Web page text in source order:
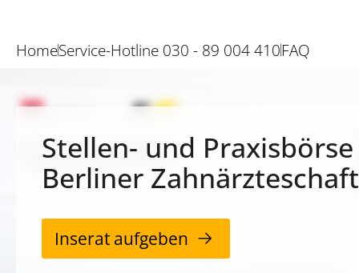
HomeService-Hotline 030 - 89 004 410FAQ
Stellen- und
Berliner Zahnärzteschaft
Inserat aufgeben